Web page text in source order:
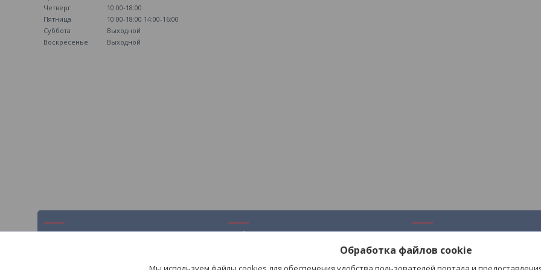
Четверг
10:00-18:00
Пятница
10:00-18:00 14:00-16:00
Суббота
Выходной
Воскресенье
Выходной
Навигация Информация Полезное
Каталог
Обработка файлов cookie